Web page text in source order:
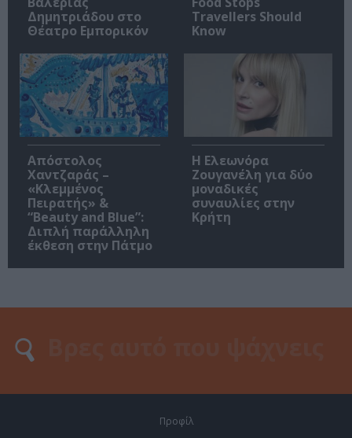
Δημητριάδου στο
Θέατρο Εμπορικόν
Travellers Should
Know
Απόστολος
Χαντζαράς –
«Κλεμμένος
Πειρατής» &
“Beauty and Blue”:
Διπλή παράλληλη
έκθεση στην Πάτμο
Η Ελεωνόρα
Ζουγανέλη για δύο
μοναδικές
συναυλίες στην
Κρήτη
Προφίλ